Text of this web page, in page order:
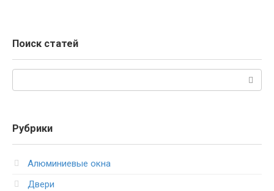
Поиск статей
Рубрики
Алюминиевые окна
Двери